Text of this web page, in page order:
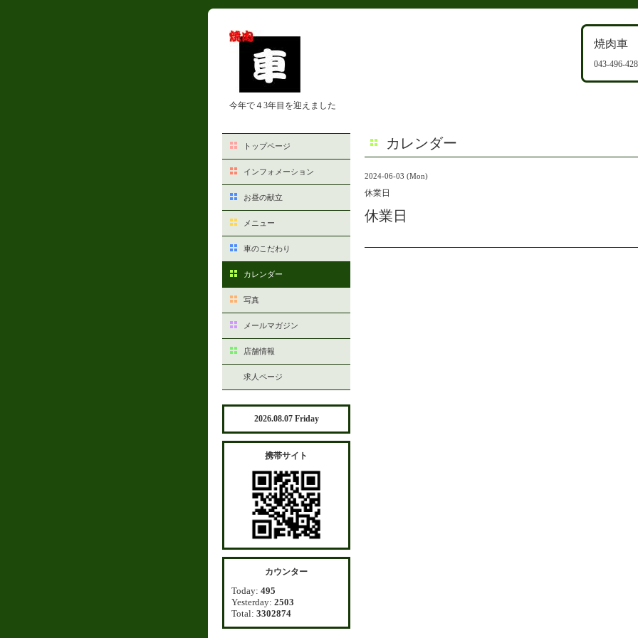
焼肉車
043-496-
今年で４3年目を迎えました
カレンダー
2024-06-03 (Mon)
休業日
休業日
トップページ
インフォメーション
お昼の献立
メニュー
車のこだわり
カレンダー
写真
メールマガジン
店舗情報
求人ページ
2026.08.07 Friday
携帯サイト
カウンター
Today: 495
Yesterday: 2503
Total: 3302874